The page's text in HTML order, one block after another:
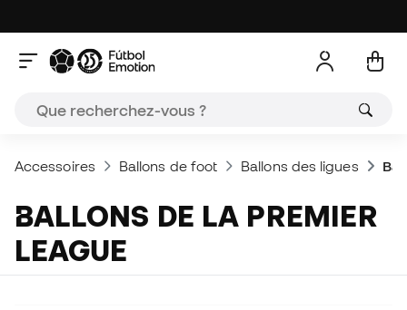
Accessoires Ballons de foot Ballons des ligues
BALLONS DE LA PREMIER
LEAGUE